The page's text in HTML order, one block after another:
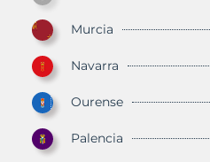
Murcia
Navarra
Ourense
Palencia